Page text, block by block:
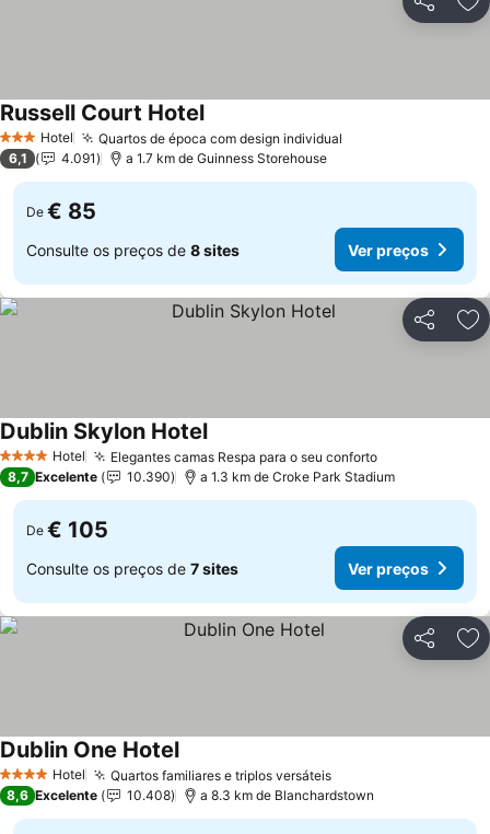
Partilhar
3 EstrelasHotel Quartos de época com design individual
Russell Court HotelVer preços
6,1 4.091 a 1.7 km de Guinness Storehouse
De € 85
Consulte os preços de 8 sites Ver preços
Partilhar
4 EstrelasHotel Elegantes camas Respa para o seu confortoVer preços
Dublin Skylon HotelVer preços
8,7 Excelente 10.390 a 1.3 km de Croke Park Stadium
De € 105
Consulte os preços de 7 sites Ver preços
Partilhar
4 EstrelasHotel Quartos familiares e triplos versáteisVer preços
Dublin One HotelVer preços
8,6 Excelente 10.408 a 8.3 km de Blanchardstown